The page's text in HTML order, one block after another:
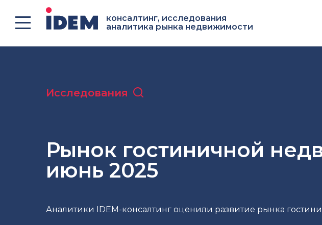
консалтинг, исследования
аналитика рынка недвижимости
Исследования
Рынок гостиничной
июнь 2025
Аналитики IDEM-консалтинг оценили развитие рынка